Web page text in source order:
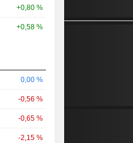
+0,80 %
+0,58 %
0,00 %
-0,56 %
-0,65 %
-2,15 %